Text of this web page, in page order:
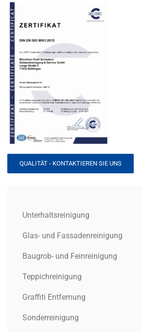
QUALITÄT - KONTAKTIEREN SIE UNS
Unterhaltsreinigung
Glas- und Fassadenreinigung
Baugrob- und Feinreinigung
Teppichreinigung
Graffiti Entfernung
Sonderreinigung